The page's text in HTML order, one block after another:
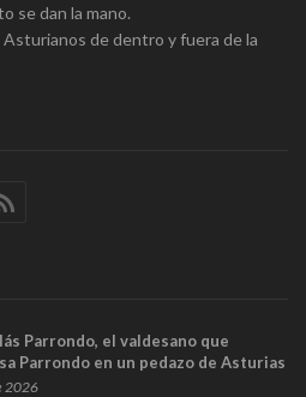
se dan la mano.
de dentro y fuera de la
Parrondo, el valdesano que
Parrondo en un pedazo de Asturias
2026